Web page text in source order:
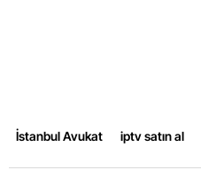
İstanbul Avukat iptv satın al